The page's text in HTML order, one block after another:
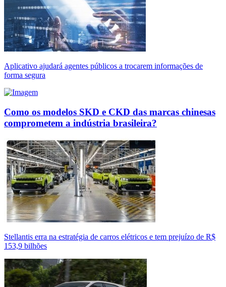
Aplicativo ajudará agentes públicos a trocarem informações de
forma segura
Como os modelos SKD e CKD das marcas chinesas
comprometem a indústria brasileira?
Stellantis erra na estratégia de carros elétricos e tem prejuízo de R$
153,9 bilhões